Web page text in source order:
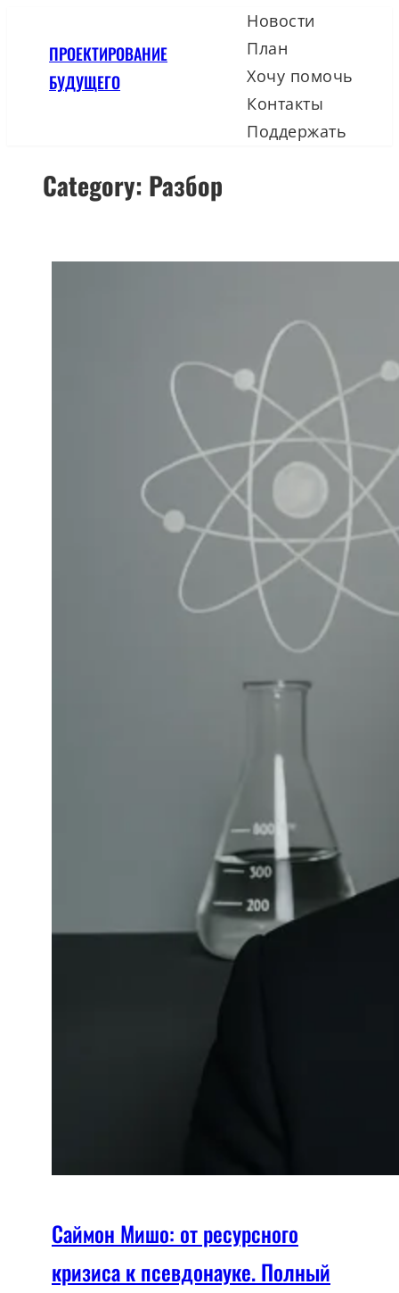
content
ПРОЕКТИРОВАНИЕ
БУДУЩЕГО
Новости
План
Хочу помочь
Контакты
Поддержать
Category: Разбор
Саймон Мишо: от ресурсного
кризиса к псевдонауке. Полный